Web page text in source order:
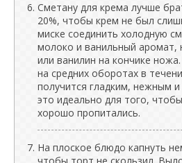
Сметану для крема лучше
20%, чтобы крем не был
миске соединить холодную
молоко и ванильный аромат,
или ванилин на кончике
на средних оборотах в
получится гладким, нежным
это идеально для того,
хорошо пропитались.
На плоское блюдо капнуть